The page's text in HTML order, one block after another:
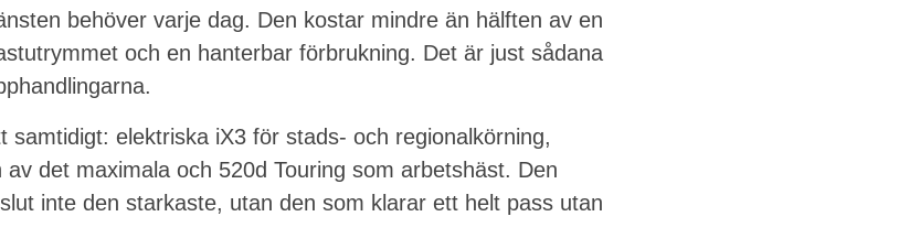
behöver varje dag. Den kostar mindre än hälften av en
och en hanterbar förbrukning. Det är just sådana
samtidigt: elektriska iX3 för stads- och regionalkörning,
det maximala och 520d Touring som arbetshäst. Den
inte den starkaste, utan den som klarar ett helt pass utan